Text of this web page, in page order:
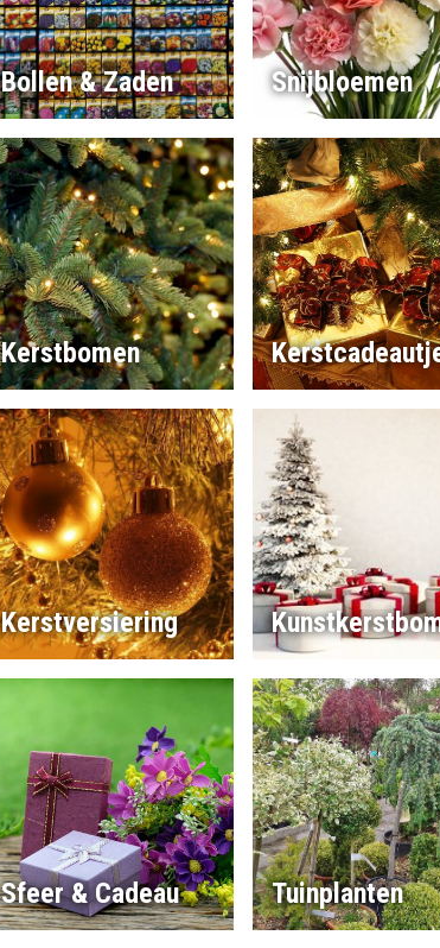
Bollen & Zaden Snijbloemen
Kerstbomen
Kerstversiering
Sfeer & Cadeau Tuinplanten